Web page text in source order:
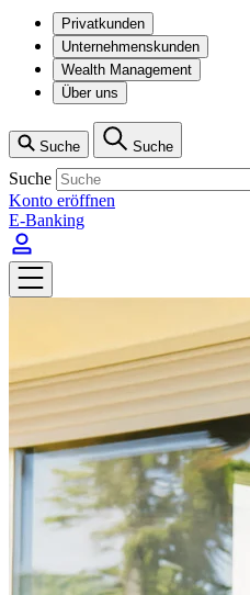
Privatkunden
Unternehmenskunden
Wealth Management
Über uns
Suche Suche
Suche
Konto eröffnen
E-Banking